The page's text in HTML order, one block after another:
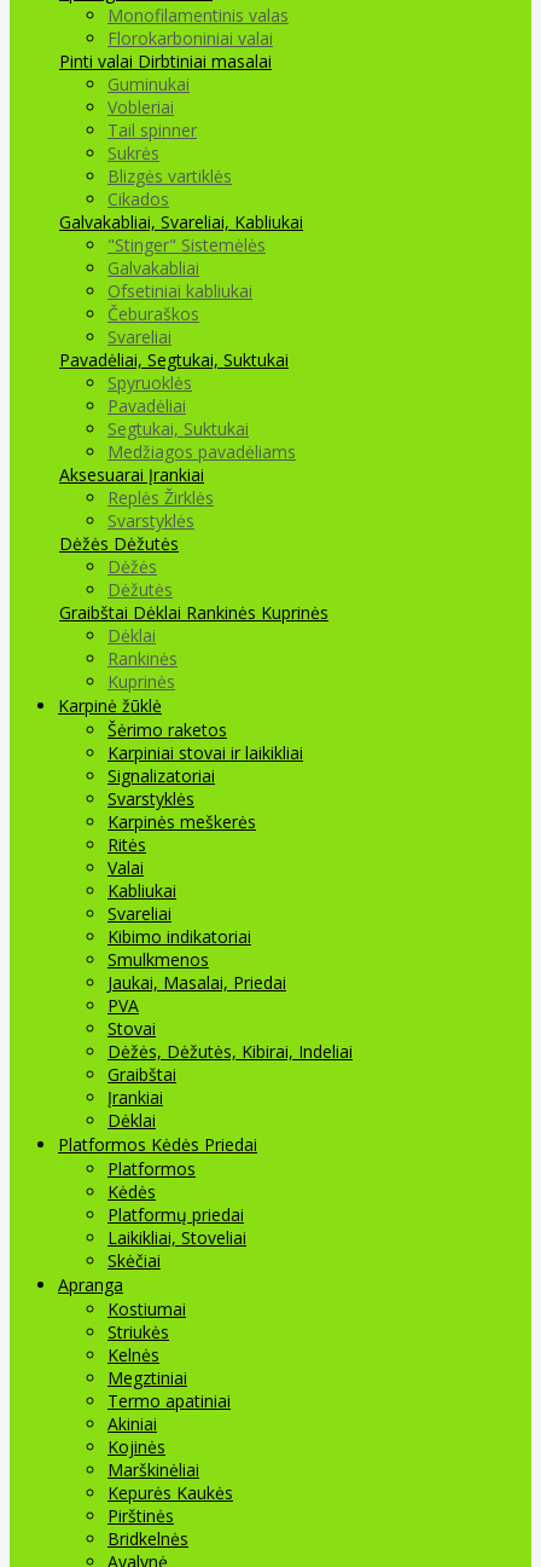
Monofilamentinis valas
Florokarboniniai valai
Pinti valai Dirbtiniai masalai
Guminukai
Vobleriai
Tail spinner
Sukrės
Blizgės vartiklės
Cikados
Galvakabliai, Svareliai, Kabliukai
"Stinger" Sistemėlės
Galvakabliai
Ofsetiniai kabliukai
Čeburaškos
Svareliai
Pavadėliai, Segtukai, Suktukai
Spyruoklės
Pavadėliai
Segtukai, Suktukai
Medžiagos pavadėliams
Aksesuarai Įrankiai
Replės Žirklės
Svarstyklės
Dėžės Dėžutės
Dėžės
Dėžutės
Graibštai Dėklai Rankinės Kuprinės
Dėklai
Rankinės
Kuprinės
Karpinė žūklė
Šėrimo raketos
Karpiniai stovai ir laikikliai
Signalizatoriai
Svarstyklės
Karpinės meškerės
Ritės
Valai
Kabliukai
Svareliai
Kibimo indikatoriai
Smulkmenos
Jaukai, Masalai, Priedai
PVA
Stovai
Dėžės, Dėžutės, Kibirai, Indeliai
Graibštai
Įrankiai
Dėklai
Platformos Kėdės Priedai
Platformos
Kėdės
Platformų priedai
Laikikliai, Stoveliai
Skėčiai
Apranga
Kostiumai
Striukės
Kelnės
Megztiniai
Termo apatiniai
Akiniai
Kojinės
Marškinėliai
Kepurės Kaukės
Pirštinės
Bridkelnės
Avalynė